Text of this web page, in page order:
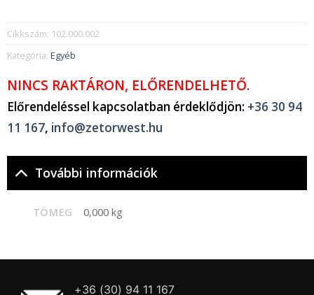
Cikkszám: 102.000.002
Kategória: Egyéb
NINCS RAKTÁRON, ELŐRENDELHETŐ.
Előrendeléssel kapcsolatban érdeklődjön: +36 30 94
11 167, info@zetorwest.hu
További információk
TÖMEG 0,000 kg
+36 (30) 94 11 167